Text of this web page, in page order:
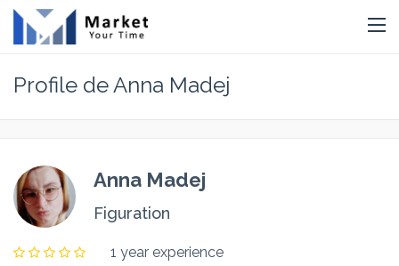
Profile de Anna Madej
Anna Madej
Figuration
1 year experience